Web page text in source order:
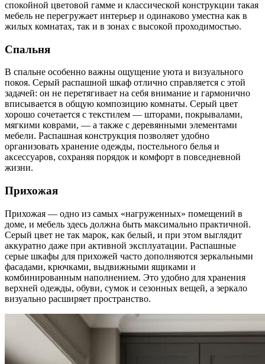
спокойной цветовой гамме и классической конструкции такая
мебель не перегружает интерьер и одинаково уместна как в
жилых комнатах, так и в зонах с высокой проходимостью.
Спальня
В спальне особенно важны ощущение уюта и визуального
покоя. Серый распашной шкаф отлично справляется с этой
задачей: он не перетягивает на себя внимание и гармонично
вписывается в общую композицию комнаты. Серый цвет
хорошо сочетается с текстилем — шторами, покрывалами,
мягкими коврами, — а также с деревянными элементами
мебели. Распашная конструкция позволяет удобно
организовать хранение одежды, постельного белья и
аксессуаров, сохраняя порядок и комфорт в повседневной
жизни.
Прихожая
Прихожая — одно из самых «нагруженных» помещений в
доме, и мебель здесь должна быть максимально практичной.
Серый цвет не так марок, как белый, и при этом выглядит
аккуратно даже при активной эксплуатации. Распашные
серые шкафы для прихожей часто дополняются зеркальными
фасадами, крючками, выдвижными ящиками и
комбинированным наполнением. Это удобно для хранения
верхней одежды, обуви, сумок и сезонных вещей, а зеркало
визуально расширяет пространство.